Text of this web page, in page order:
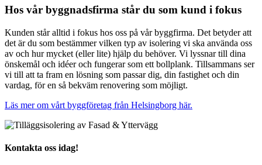
Hos vår byggnadsfirma står du som kund i fokus
Kunden står alltid i fokus hos oss på vår byggfirma. Det betyder att
det är du som bestämmer vilken typ av isolering vi ska använda oss
av och hur mycket (eller lite) hjälp du behöver. Vi lyssnar till dina
önskemål och idéer och fungerar som ett bollplank. Tillsammans ser
vi till att ta fram en lösning som passar dig, din fastighet och din
vardag, för en så bekväm renovering som möjligt.
Läs mer om vårt byggföretag från Helsingborg här.
Kontakta oss idag!